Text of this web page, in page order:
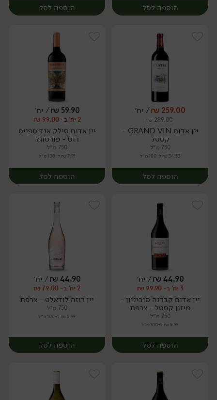
הוספה לסל
יח׳
הוספה לסל
יח׳
259.00
₪/ יח׳
289.00
₪
יין אדום GRAND VIN -
קסטל
750 מ״ל
34.53 ₪ ל-100 מ״ל
הוספה לסל
יח׳
59.90
₪/ יח׳
2 יח' ב- 99.00 ₪
יין אדום סילק אנד ספייס
רוט - פורטוגל
750 מ״ל
7.99 ₪ ל-100 מ״ל
הוספה לסל
יח׳
44.90
₪/ יח׳
3 יח' ב- 99.90 ₪
יין אדום קברנה סוביניון -
מיזון קסטל - צרפת
750 מ״ל
5.99 ₪ ל-100 מ״ל
הוספה לסל
44.90
₪/ יח׳
2 יח' ב- 79.00 ₪
יין רוזה לודאלט - צרפת
750 מ״ל
5.99 ₪ ל-100 מ״ל
הוספה לסל